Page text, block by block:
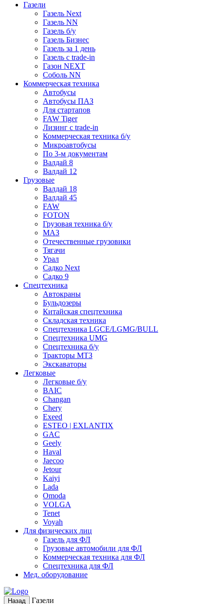
Газели
Газель Next
Газель NN
Газель б/у
Газель Бизнес
Газель за 1 день
Газель с trade-in
Газон NEXT
Соболь NN
Коммерческая техника
Автобусы
Автобусы ПАЗ
Для стартапов
FAW Tiger
Лизинг с trade-in
Коммерческая техника б/у
Микроавтобусы
По 3-м документам
Валдай 8
Валдай 12
Грузовые
Валдай 18
Валдай 45
FAW
FOTON
Грузовая техника б/у
МАЗ
Отечественные грузовики
Тягачи
Урал
Садко Next
Садко 9
Спецтехника
Автокраны
Бульдозеры
Китайская спецтехника
Складская техника
Спецтехника LGCE/LGMG/BULL
Спецтехника UMG
Спецтехника б/у
Тракторы МТЗ
Экскаваторы
Легковые
Легковые б/у
BAIC
Changan
Chery
Exeed
ESTEO | EXLANTIX
GAC
Geely
Haval
Jaecoo
Jetour
Kaiyi
Lada
Omoda
VOLGA
Tenet
Voyah
Для физических лиц
Газель для ФЛ
Грузовые автомобили для ФЛ
Коммерческая техника для ФЛ
Спецтехника для ФЛ
Мед. оборудование
Назад Газели